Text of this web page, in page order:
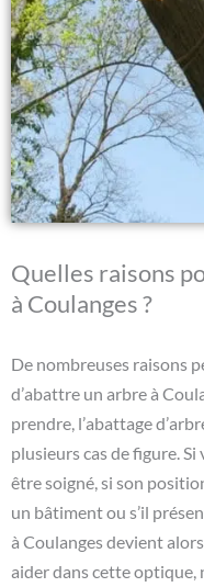
Quelles raisons
à Coulanges ?
De nombreuses raisons
d’abattre un arbre à
prendre, l’abattage
plusieurs cas de figure.
être soigné, si son
un bâtiment ou s’il
à Coulanges devient
aider dans cette optique,